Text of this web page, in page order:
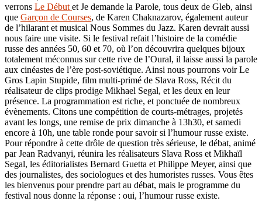
verrons Le Début et Je demande la Parole, tous deux de Gleb, ainsi
que Garçon de Courses, de Karen Chaknazarov, également auteur
de l’hilarant et musical Nous Sommes du Jazz. Karen devrait aussi
nous faire une visite. Si le festival refait l’histoire de la comédie
russe des années 50, 60 et 70, où l’on découvrira quelques bijoux
totalement méconnus sur cette rive de l’Oural, il laisse aussi la parole
aux cinéastes de l’ère post-soviétique. Ainsi nous pourrons voir Le
Gros Lapin Stupide, film multi-primé de Slava Ross, Récit du
réalisateur de clips prodige Mikhael Segal, et les deux en leur
présence. La programmation est riche, et ponctuée de nombreux
évènements. Citons une compétition de courts-métrages, projetés
avant les longs, une remise de prix dimanche à 13h30, et samedi
encore à 10h, une table ronde pour savoir si l’humour russe existe.
Pour répondre à cette drôle de question très sérieuse, le débat, animé
par Jean Radvanyi, réunira les réalisateurs Slava Ross et Mikhaïl
Segal, les éditorialistes Bernard Guetta et Philippe Meyer, ainsi que
des journalistes, des sociologues et des humoristes russes. Vous êtes
les bienvenus pour prendre part au débat, mais le programme du
festival nous donne la réponse : oui, l’humour russe existe.